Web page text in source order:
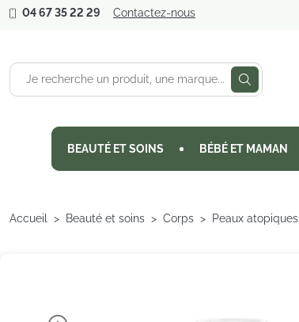
04 67 35 22 29 Contactez-nous
BEAUTÉ ET SOINS BÉBÉ ET MAMAN
Accueil Beauté et soins Corps Peaux atopiques